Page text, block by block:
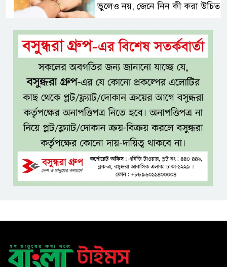
ভুলেও নয়, জেনে নিন কী করা উচিত
বেসরকারি জ্বালানি তেল আমদানিতে
বিশেষ সুবিধার অভিযোগ ভিত্তিহীন:
জ্বালানি বিভাগ
শেখ হাসিনা চাইলেই কি দেশে
ফিরতে পারবেন?
বসুন্ধরায় অ্যামেচার মার্শাল আর্টের
জমজমাট আসর
‘হাসিনা কার্ড’ ব্যবহার করে ভারতের
দেশকে এগিয়ে নিতে হবে: প্রধানমন্ত্রী